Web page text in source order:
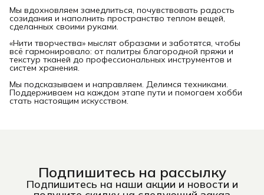
Мы вдохновляем замедлиться, почувствовать радость
созидания и наполнить пространство теплом вещей,
сделанных своими руками.
«Нити творчества» мыслят образами и заботятся, чтобы
всё гармонировало: от палитры благородной пряжи и
текстур тканей до профессиональных инструментов и
систем хранения.
Мы подсказываем и направляем. Делимся техниками.
Поддерживаем на каждом этапе пути и помогаем хобби
стать настоящим искусством.
Подпишитесь на рассылку
Подпишитесь на наши акции и новости и